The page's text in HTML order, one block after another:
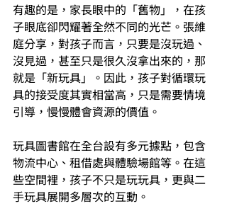
有趣的是，家長眼中的「舊物」，在孩
子眼底卻閃耀著全然不同的光芒。張維
庭分享，對孩子而言，只要是沒玩過、
沒見過，甚至只是很久沒拿出來的，那
就是「新玩具」。因此，孩子對循環玩
具的接受度其實相當高，只是需要情境
引導，慢慢體會資源的價值。
玩具圖書館在全台設有多元據點，包含
物流中心、租借處與體驗場館等。在這
些空間裡，孩子不只是玩玩具，更與二
手玩具展開多層次的互動。